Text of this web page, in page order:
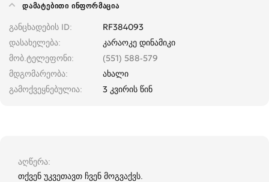
ᲓᲐᲛᲐᲢᲔᲑᲘᲗᲘ ᲘᲜᲤᲝᲠᲛᲐᲪᲘᲐ
განცხადების ID
RF384093
დასახელება
კარაოკე დინამიკი
მობ.ტელეფონი
(551) 588-579
მდგომარეობა
ახალი
გამოქვეყნებულია
3 კვირის წინ
აღწერა
თქვენ უკვეთავთ ჩვენ მოგვაქვს.